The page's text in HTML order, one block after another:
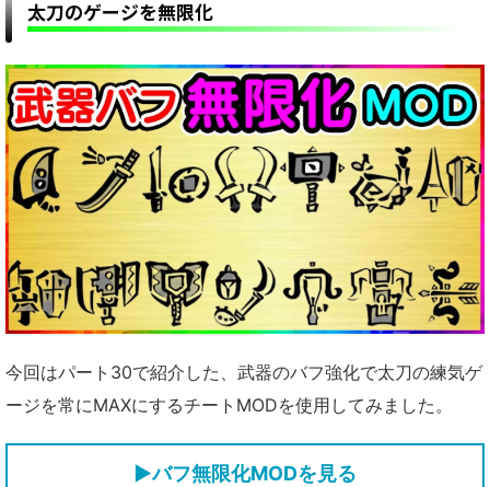
太刀のゲージを無限化
今回はパート30で紹介した、武器のバフ強化で太刀の練気ゲ
ージを常にMAXにするチートMODを使用してみました。
▶バフ無限化MODを見る